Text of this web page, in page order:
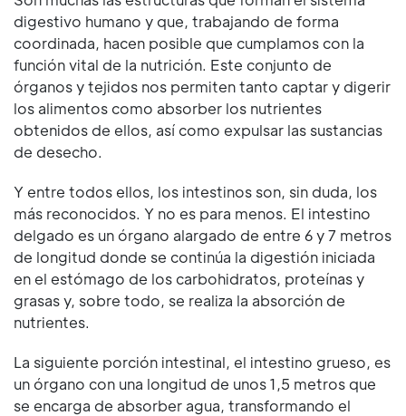
digestivo humano y que, trabajando de forma
coordinada, hacen posible que cumplamos con la
función vital de la nutrición. Este conjunto de
órganos y tejidos nos permiten tanto captar y digerir
los alimentos como absorber los nutrientes
obtenidos de ellos, así como expulsar las sustancias
de desecho.
Y entre todos ellos, los intestinos son, sin duda, los
más reconocidos. Y no es para menos. El intestino
delgado es un órgano alargado de entre 6 y 7 metros
de longitud donde se continúa la digestión iniciada
en el estómago de los carbohidratos, proteínas y
grasas y, sobre todo, se realiza la absorción de
nutrientes.
La siguiente porción intestinal, el intestino grueso, es
un órgano con una longitud de unos 1,5 metros que
se encarga de absorber agua, transformando el